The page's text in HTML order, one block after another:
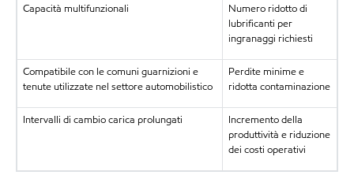
Capacità multifunzionali
Numero ridotto di
lubrificanti per
ingranaggi richiesti
Compatibile con le comuni guarnizioni e
tenute utilizzate nel settore automobilistico
Perdite minime e
ridotta contaminazione
Intervalli di cambio carica prolungati
Incremento della
produttività e riduzione
dei costi operativi